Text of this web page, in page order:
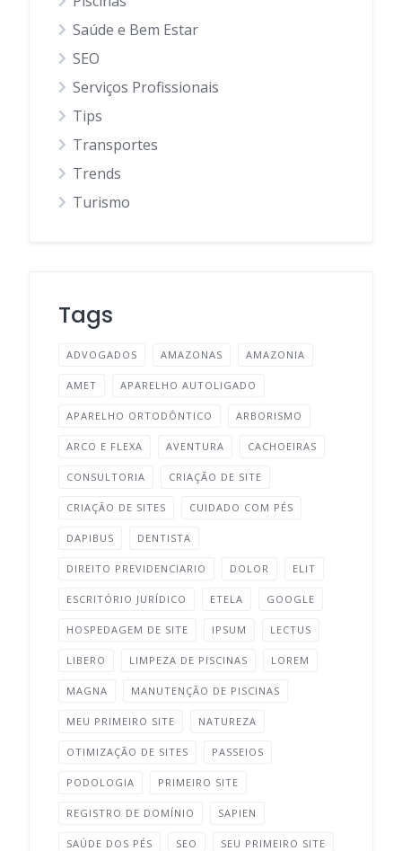
Saúde e Bem Estar
SEO
Serviços Profissionais
Tips
Transportes
Trends
Turismo
Tags
ADVOGADOS AMAZONAS AMAZONIA
AMET APARELHO AUTOLIGADO
APARELHO ORTODÔNTICO ARBORISMO
ARCO E FLEXA AVENTURA CACHOEIRAS
CONSULTORIA CRIAÇÃO DE SITE
CRIAÇÃO DE SITES CUIDADO COM PÉS
DAPIBUS DENTISTA
DIREITO PREVIDENCIARIO DOLOR ELIT
ESCRITÓRIO JURÍDICO ETELA GOOGLE
HOSPEDAGEM DE SITE IPSUM LECTUS
LIBERO LIMPEZA DE PISCINAS LOREM
MAGNA MANUTENÇÃO DE PISCINAS
MEU PRIMEIRO SITE NATUREZA
OTIMIZAÇÃO DE SITES PASSEIOS
PODOLOGIA PRIMEIRO SITE
REGISTRO DE DOMÍNIO SAPIEN
SAÚDE DOS PÉS SEO SEU PRIMEIRO SITE